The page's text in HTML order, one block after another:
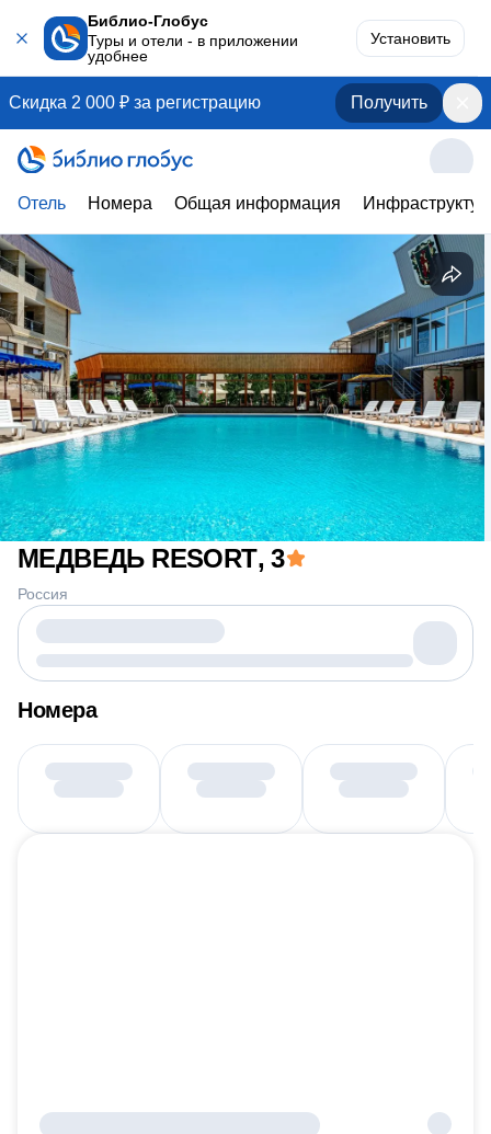
Библио-Глобус
Туры и отели - в приложении
удобнее
Установить
Скидка 2 000 ₽ за регистрацию Получить
Отель Номера Общая информация
МЕДВЕДЬ RESORT, 3
Россия
Номера